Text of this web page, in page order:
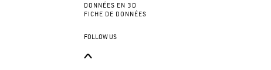
DONNÉES EN 3D
FICHE DE DONNÉES
FOLLOW US